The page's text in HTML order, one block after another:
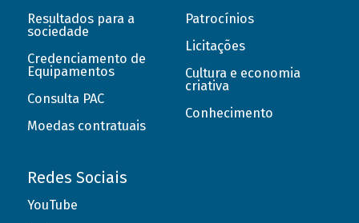
Resultados para a
sociedade
Credenciamento de
Equipamentos
Consulta PAC
Moedas contratuais
Patrocínios
Licitações
Cultura e economia
criativa
Conhecimento
Redes Sociais
YouTube